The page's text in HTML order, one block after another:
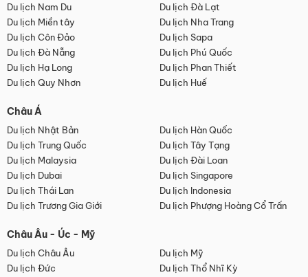
Du lịch Nam Du
Du lịch Đà Lạt
Du lịch Miền tây
Du lịch Nha Trang
Du lịch Côn Đảo
Du lịch Sapa
Du lịch Đà Nẵng
Du lịch Phú Quốc
Du lịch Hạ Long
Du lịch Phan Thiết
Du lịch Quy Nhơn
Du lịch Huế
Châu Á
Du lịch Nhật Bản
Du lịch Hàn Quốc
Du lịch Trung Quốc
Du lịch Tây Tạng
Du lịch Malaysia
Du lịch Đài Loan
Du lịch Dubai
Du lịch Singapore
Du lịch Thái Lan
Du lịch Indonesia
Du lịch Trương Gia Giới
Du lịch Phượng Hoàng Cổ Trấn
Châu Âu - Úc - Mỹ
Du lịch Châu Âu
Du lịch Mỹ
Du lịch Đức
Du lịch Thổ Nhĩ Kỳ